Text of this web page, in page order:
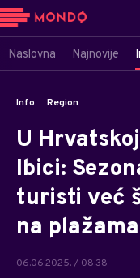
Naslovna Najnovije
Info Region
U
Ibici:
turisti već
na plažama
06.06.2025. / 08:38